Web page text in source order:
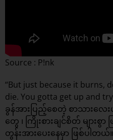
Source : P!nk
“But just because it burns,
die. You gotta get up and
ခွန်အားပြည့်စေတဲ့ စာသားလ
တွေ ၊ ကြိုးစားချင်စိတ် များစွာ
တွန်းအားပေးနေမှာ ဖြစ်ပါတယ်။